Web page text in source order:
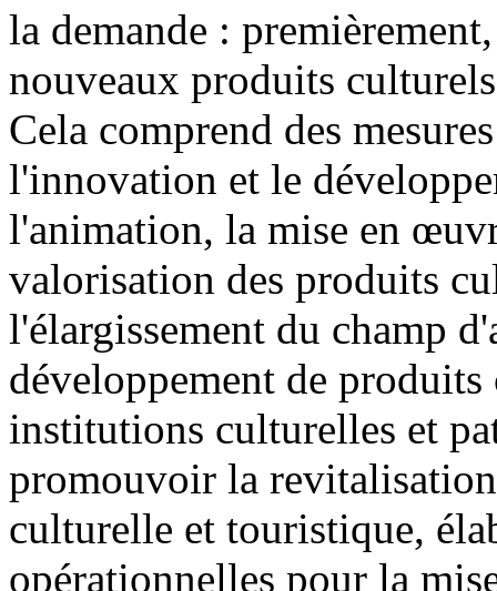
la demande :
nouveaux produits
Cela comprend des
l'innovation et le
l'animation, la mise en
valorisation des produits
l'élargissement du champ
développement de
institutions culturelles et
promouvoir la
culturelle et touristique,
opérationnelles pour la